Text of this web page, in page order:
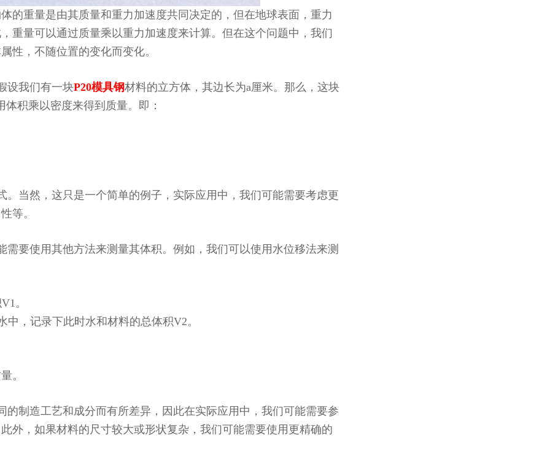
的重量是由其质量和重力加速度共同决定的，但在地球表面，重力
重量可以通过质量乘以重力加速度来计算。但在这个问题中，我们
性，不随位置的变化而变化。
设我们有一块P20模具钢材料的立方体，其边长为a厘米。那么，这块
积乘以密度来得到质量。即：
。当然，这只是一个简单的例子，实际应用中，我们可能需要考虑更
等。
要使用其他方法来测量其体积。例如，我们可以使用水位移法来测
。
，记录下此时水和材料的总体积V2。
。
的制造工艺和成分而有所差异，因此在实际应用中，我们可能需要参
外，如果材料的尺寸较大或形状复杂，我们可能需要使用更精确的